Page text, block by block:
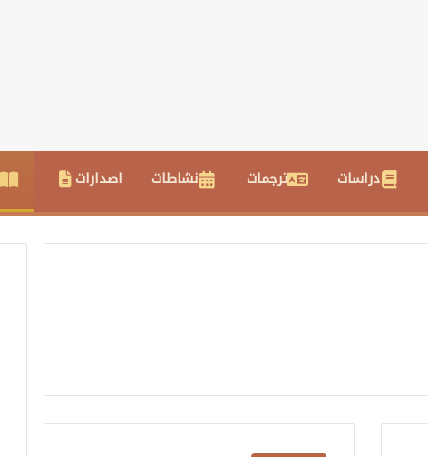
دراسات ترجمات نشاطات اصدارات